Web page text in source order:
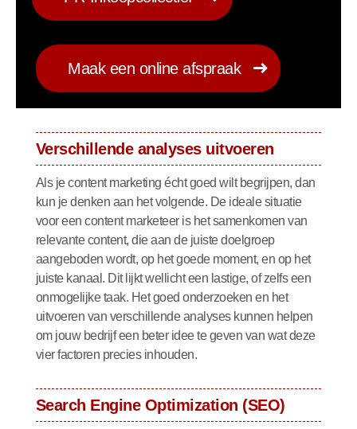
Maak een online afspraak
Verschillende analyses uitvoeren
Als je content marketing écht goed wilt begrijpen, dan
kun je denken aan het volgende. De ideale situatie
voor een content marketeer is het samenkomen van
relevante content, die aan de juiste doelgroep
aangeboden wordt, op het goede moment, en op het
juiste kanaal. Dit lijkt wellicht een lastige, of zelfs een
onmogelijke taak. Het goed onderzoeken en het
uitvoeren van verschillende analyses kunnen helpen
om jouw bedrijf een beter idee te geven van wat deze
vier factoren precies inhouden.
Search Engine Optimization (SEO)